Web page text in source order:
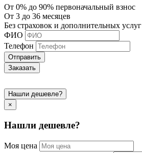
От 0% до 90% первоначальный взнос
От 3 до 36 месяцев
Без страховок и дополнительных услуг
ФИО
Телефон
Отправить
Заказать
Нашли дешевле?
×
Нашли дешевле?
Моя цена